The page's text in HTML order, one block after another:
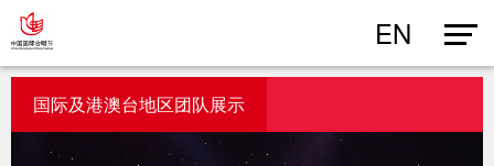
EN
国际及港澳台地区团队展示